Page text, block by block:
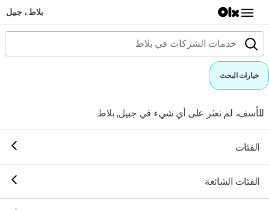
بلاط ، جبيل
خيارات البحث
للأسف، لم نعثر على أي شيء في جبيل, بلاط.
الفئات
الفئات الشائعة